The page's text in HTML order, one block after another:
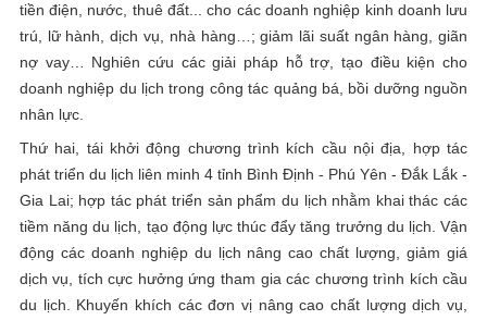
tiền điện, nước, thuê đất... cho các doanh nghiệp kinh doanh lưu
trú, lữ hành, dịch vụ, nhà hàng…; giảm lãi suất ngân hàng, giãn
nợ vay… Nghiên cứu các giải pháp hỗ trợ, tạo điều kiện cho
doanh nghiệp du lịch trong công tác quảng bá, bồi dưỡng nguồn
nhân lực.
Thứ hai, tái khởi động chương trình kích cầu nội địa, hợp tác
phát triển du lịch liên minh 4 tỉnh Bình Định - Phú Yên - Đắk Lắk -
Gia Lai; hợp tác phát triển sản phẩm du lịch nhằm khai thác các
tiềm năng du lịch, tạo động lực thúc đẩy tăng trưởng du lịch. Vận
động các doanh nghiệp du lịch nâng cao chất lượng, giảm giá
dịch vụ, tích cực hưởng ứng tham gia các chương trình kích cầu
du lịch. Khuyến khích các đơn vị nâng cao chất lượng dịch vụ,